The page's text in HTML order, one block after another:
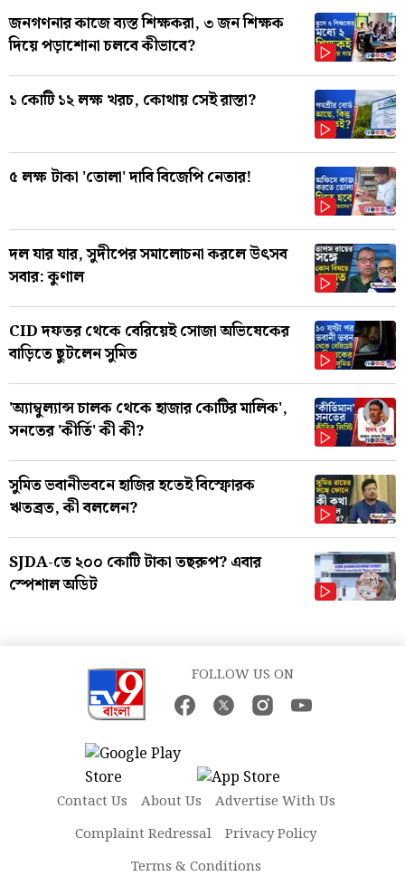
জনগণনার কাজে ব্যস্ত শিক্ষকরা, ৩ জন শিক্ষক
দিয়ে পড়াশোনা চলবে কীভাবে?
১ কোটি ১২ লক্ষ খরচ, কোথায় সেই রাস্তা?
৫ লক্ষ টাকা 'তোলা' দাবি বিজেপি নেতার!
দল যার যার, সুদীপের সমালোচনা করলে উৎসব
সবার: কুণাল
CID দফতর থেকে বেরিয়েই সোজা অভিষেকের
বাড়িতে ছুটলেন সুমিত
'অ্যাম্বুল্যান্স চালক থেকে হাজার কোটির মালিক',
সনতের 'কীর্তি' কী কী?
সুমিত ভবানীভবনে হাজির হতেই বিস্ফোরক
ঋতব্রত, কী বললেন?
SJDA-তে ২০০ কোটি টাকা তছরুপ? এবার
স্পেশাল অডিট
FOLLOW US ON
Contact Us About Us
Advertise With Us
Complaint Redressal
Privacy Policy
Terms & Conditions